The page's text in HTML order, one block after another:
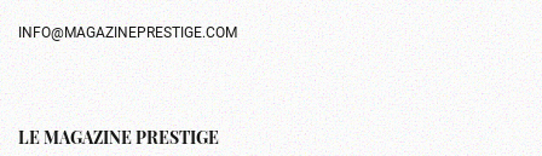
INFO@MAGAZINEPRESTIGE.COM
LE MAGAZINE PRESTIGE